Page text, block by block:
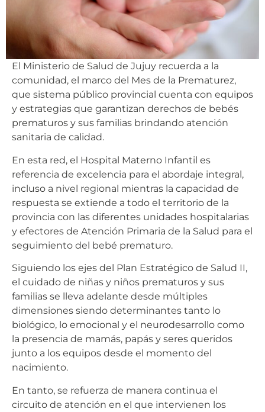
El Ministerio de Salud de Jujuy recuerda a la
comunidad, el marco del Mes de la Prematurez,
que sistema público provincial cuenta con equipos
y estrategias que garantizan derechos de bebés
prematuros y sus familias brindando atención
sanitaria de calidad.
En esta red, el Hospital Materno Infantil es
referencia de excelencia para el abordaje integral,
incluso a nivel regional mientras la capacidad de
respuesta se extiende a todo el territorio de la
provincia con las diferentes unidades hospitalarias
y efectores de Atención Primaria de la Salud para el
seguimiento del bebé prematuro.
Siguiendo los ejes del Plan Estratégico de Salud II,
el cuidado de niñas y niños prematuros y sus
familias se lleva adelante desde múltiples
dimensiones siendo determinantes tanto lo
biológico, lo emocional y el neurodesarrollo como
la presencia de mamás, papás y seres queridos
junto a los equipos desde el momento del
nacimiento.
En tanto, se refuerza de manera continua el
circuito de atención en el que intervienen los